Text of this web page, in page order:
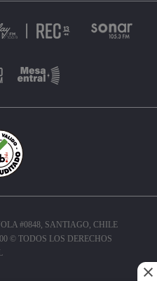
#0848, SANTIAGO, CHILE
© TODOS LOS DERECHOS